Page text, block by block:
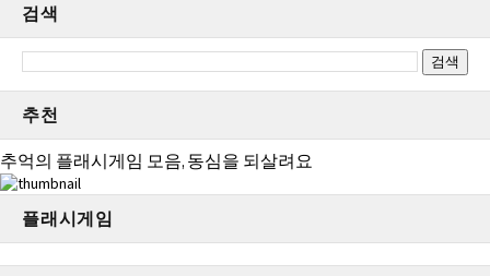
검색
추천
추억의 플래시게임 모음, 동심을 되살려요
플래시게임